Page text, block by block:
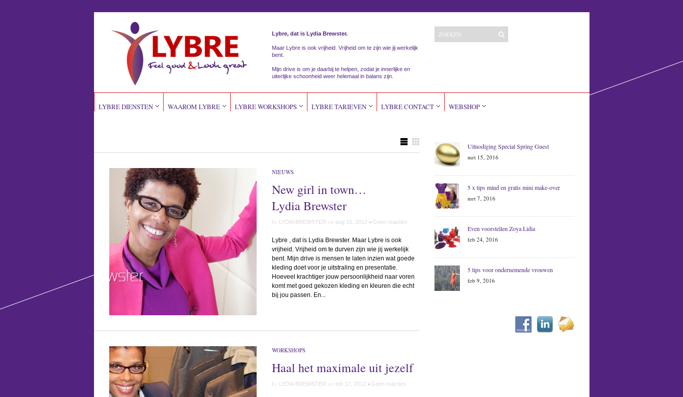
Lybre, dat is Lydia Brewster.
Maar Lybre is ook vrijheid. Vrijheid om te zijn wie jij werkelijk
bent.
Mijn drive is om je daarbij te helpen, zodat je innerlijke en
uiterlijke schoonheid weer helemaal in balans zijn.
LYBRE DIENSTEN WAAROM LYBRE LYBRE WORKSHOPS LYBRE TARIEVEN LYBRE CONTACT WEBSHOP
NIEUWS
New girl in town…
Lydia Brewster
by LYDIA BREWSTER on aug 10, 2012 • Geen reacties
Lybre , dat is Lydia Brewster. Maar Lybre is ook
vrijheid. Vrijheid om te durven zijn wie jij werkelijk
bent. Mijn drive is mensen te laten inzien wat goede
kleding doet voor je uitstraling en presentatie.
Hoeveel krachtiger jouw persoonlijkheid naar voren
komt met goed gekozen kleding en kleuren die echt
bij jou passen. En...
WORKSHOPS
Haal het maximale uit jezelf
by LYDIA BREWSTER on feb 17, 2012 • Geen reacties
Uitnodiging Special Spring Guest
mrt 15, 2016
5 x tips mind en gratis mini make-over
mrt 7, 2016
Even voorstellen Zoya Lidia
feb 24, 2016
5 tips voor ondernemende vrouwen
feb 9, 2016